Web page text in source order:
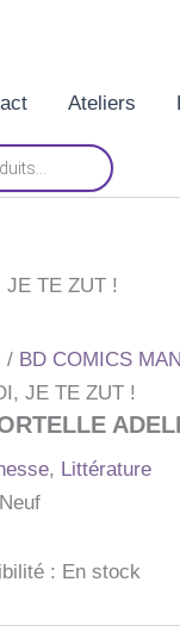
Ateliers
JE TE ZUT !
/ BD COMICS
JE TE ZUT !
, Littérature
: En stock